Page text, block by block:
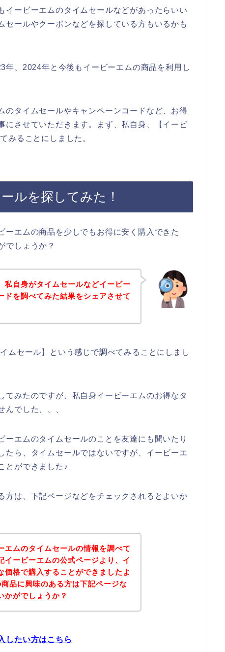
イービーエムのタイムセールなどがあったらいい
セールやクーポンなどを探している方もいるかも
、2024年と今後もイービーエムの商品を利用し
のタイムセールやキャンペーンコードなど、お得
にさせていただきます。まず、私自身、【イービ
みることにしました。
ルを探してみた！
ーエムの商品を少しでもお得に安く購入できた
でしょうか？
私自身がタイムセールなどイービー
ドを調べてみた結果をシェアさせて
ムセール】という感じで調べてみることにしまし
てみたのですが、私自身イービーエムのお得なタ
んでした、、、
ーエムのタイムセールのことを友達にも聞いたり
たら、タイムセールではないですが、イービーエ
とができました♪
方は、下記ページなどをチェックされるとよいか
エムのタイムセールの情報を調べて
イービーエムの公式ページより、イ
価格で購入することができましたよ
品に興味のある方は下記ページな
かがでしょうか？
したい方はこちら